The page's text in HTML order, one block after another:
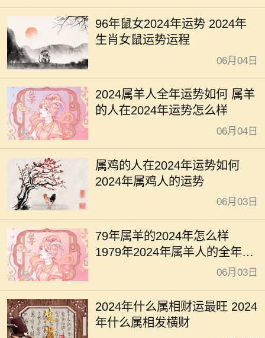
96年鼠女2024年运势 2024年
生肖女鼠运势运程
06月04日
2024属羊人全年运势如何 属羊
的人在2024年运势怎么样
06月04日
属鸡的人在2024年运势如何
2024年属鸡人的运势
06月03日
79年属羊的2024年怎么样
1979年2024年属羊人的全年运
06月03日
2024年什么属相财运最旺 2024
年什么属相发横财